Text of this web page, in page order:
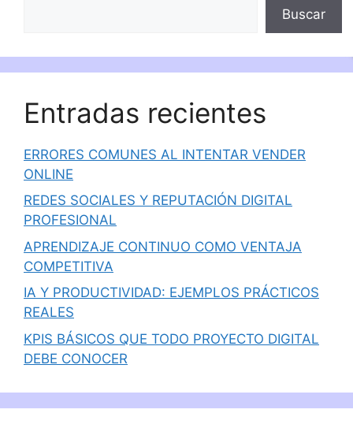
Buscar
Entradas recientes
ERRORES COMUNES AL INTENTAR VENDER
ONLINE
REDES SOCIALES Y REPUTACIÓN DIGITAL
PROFESIONAL
APRENDIZAJE CONTINUO COMO VENTAJA
COMPETITIVA
IA Y PRODUCTIVIDAD: EJEMPLOS PRÁCTICOS
REALES
KPIS BÁSICOS QUE TODO PROYECTO DIGITAL
DEBE CONOCER